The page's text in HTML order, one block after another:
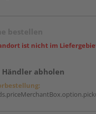
ist nicht im
Händler abholen